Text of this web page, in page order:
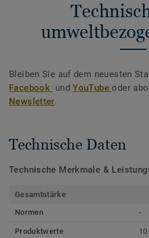
Bleiben Sie auf dem neuesten
Facebook undYouTubeoder
Newsletter.
Technische Daten
Technische Merkmale &
Gesamtstärke
Normen
-
Produktwerte